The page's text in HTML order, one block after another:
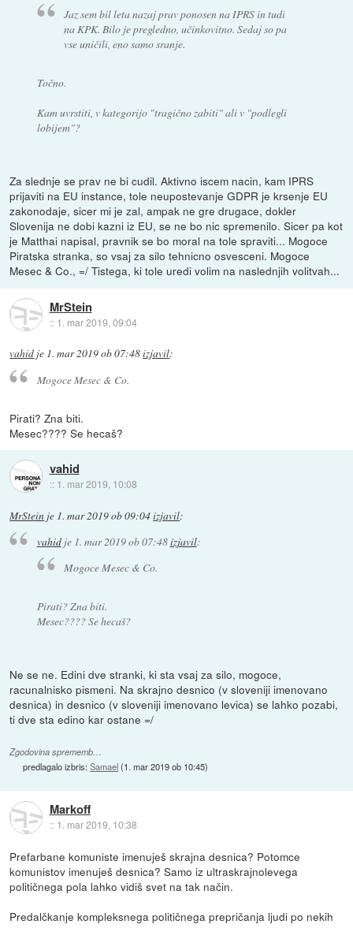
Jaz sem bil leta nazaj prav ponosen na IPRS in tudi
na KPK. Bilo je pregledno, učinkovitno. Sedaj so pa
vse uničili, eno samo sranje.
Točno.
Kam uvrstiti, v kategorijo "tragično zabiti" ali v "podlegli
lobijem"?
Za slednje se prav ne bi cudil. Aktivno iscem nacin, kam IPRS
prijaviti na EU instance, tole neupostevanje GDPR je krsenje EU
zakonodaje, sicer mi je zal, ampak ne gre drugace, dokler
Slovenija ne dobi kazni iz EU, se ne bo nic spremenilo. Sicer pa kot
je Matthai napisal, pravnik se bo moral na tole spraviti... Mogoce
Piratska stranka, so vsaj za silo tehnicno osvesceni. Mogoce
Mesec & Co., =/ Tistega, ki tole uredi volim na naslednjih volitvah...
MrStein
:: 1. mar 2019, 09:04
vahid je 1. mar 2019 ob 07:48izjavil:
Mogoce Mesec & Co.
Pirati? Zna biti.
Mesec???? Se hecaš?
vahid
:: 1. mar 2019, 10:08
MrStein je 1. mar 2019 ob 09:04izjavil:
vahidje 1. mar 2019 ob 07:48izjavil:
Mogoce Mesec & Co.
Pirati? Zna biti.
Mesec???? Se hecaš?
Ne se ne. Edini dve stranki, ki sta vsaj za silo, mogoce,
racunalnisko pismeni. Na skrajno desnico (v sloveniji imenovano
desnica) in desnico (v sloveniji imenovano levica) se lahko pozabi,
ti dve sta edino kar ostane =/
Zgodovina sprememb…
predlagalo izbris:Samael(1. mar 2019 ob 10:45)
Markoff
:: 1. mar 2019, 10:38
Prefarbane komuniste imenuješ skrajna desnica? Potomce
komunistov imenuješ desnica? Samo iz ultraskrajnolevega
političnega pola lahko vidiš svet na tak način.
Predalčkanje kompleksnega političnega prepričanja ljudi po nekih